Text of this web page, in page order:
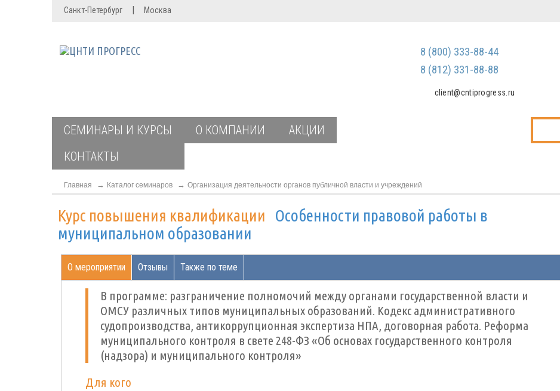
Мы не передаем ваши данные
спам
Санкт-Петербург | Москва
8 (800) 333-88-44
8 (812) 331-88-88
client@cntiprogress.ru
СЕМИНАРЫ И КУРСЫ О КОМПАНИИ
АКЦИИ
КОНТАКТЫ
Главная Каталог семинаров Организация деятельности органов публичной власти и учреждений
Курс повышения квалификации
Особенности правовой работы в
муниципальном образовании
О мероприятии Отзывы Также по теме
В программе: разграничение полномочий между органами государственной власти и
ОМСУ различных типов муниципальных образований. Кодекс административного
судопроизводства, антикоррупционная экспертиза НПА, договорная работа. Реформа
муниципального контроля в свете 248-ФЗ «Об основах государственного контроля
(надзора) и муниципального контроля»
Для кого